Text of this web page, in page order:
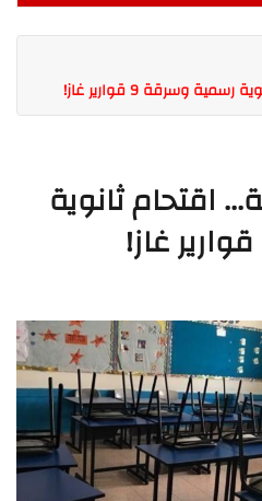
وسرقة 9 قوارير غاز!
اقتحام ثانوية